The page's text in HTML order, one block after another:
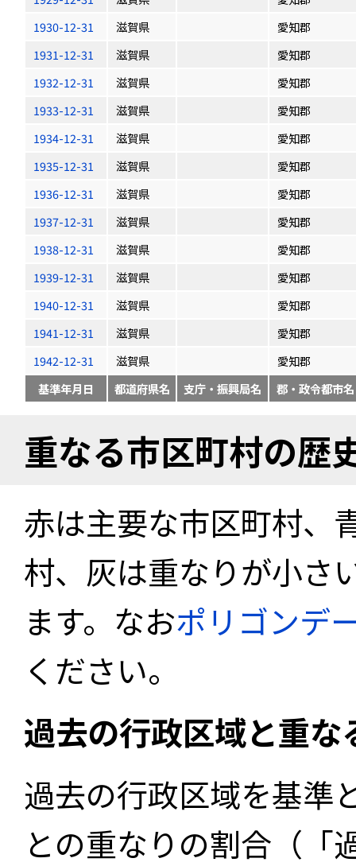
1930-12-31
滋賀県
愛知郡
1931-12-31
滋賀県
愛知郡
1932-12-31
滋賀県
愛知郡
1933-12-31
滋賀県
愛知郡
1934-12-31
滋賀県
愛知郡
1935-12-31
滋賀県
愛知郡
1936-12-31
滋賀県
愛知郡
1937-12-31
滋賀県
愛知郡
1938-12-31
滋賀県
愛知郡
1939-12-31
滋賀県
愛知郡
1940-12-31
滋賀県
愛知郡
1941-12-31
滋賀県
愛知郡
1942-12-31
滋賀県
愛知郡
基準年月日
都道府県名 支庁・振興局名 郡・政令都市名
重なる市区町村の歴
赤は主要な市区町村、
村、灰は重なりが小さ
ます。なおポリゴンデ
ください。
過去の行政区域と重
過去の行政区域を基準
との重なりの割合（「